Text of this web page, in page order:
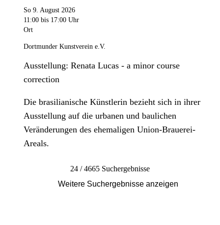
So 9. August 2026
11:00 bis 17:00 Uhr
Ort
Dortmunder Kunstverein e.V.
Ausstellung: Renata Lucas - a minor course
correction
Die brasilianische Künstlerin bezieht sich in ihrer
Ausstellung auf die urbanen und baulichen
Veränderungen des ehemaligen Union-Brauerei-
Areals.
24 / 4665 Suchergebnisse
Weitere Suchergebnisse anzeigen